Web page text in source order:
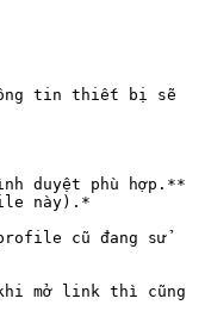
tin thiết bị sẽ
duyệt phù hợp.**
này).*
cũ đang sử
mở link thì cũng